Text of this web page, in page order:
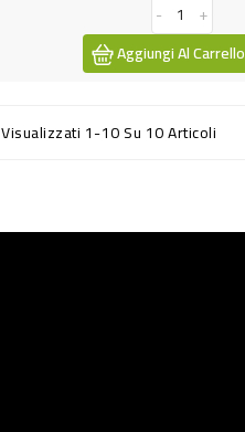
-
+
Aggiungi Al Carrello
Visualizzati 1-10 Su 10 Articoli